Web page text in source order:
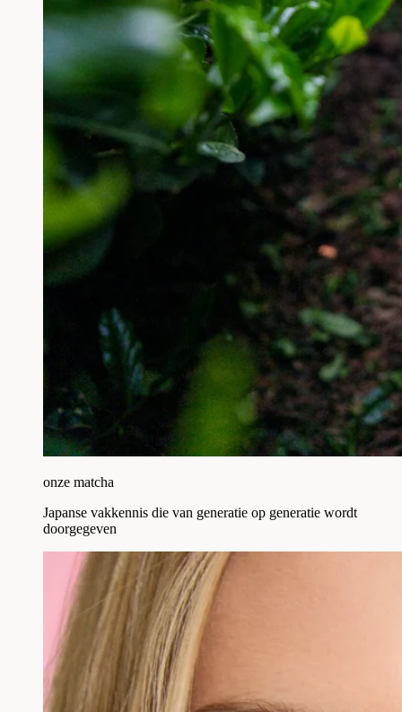
onze matcha
Japanse vakkennis die van generatie op generatie wordt
doorgegeven